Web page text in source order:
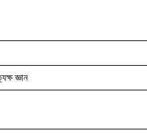
জ্ঞান